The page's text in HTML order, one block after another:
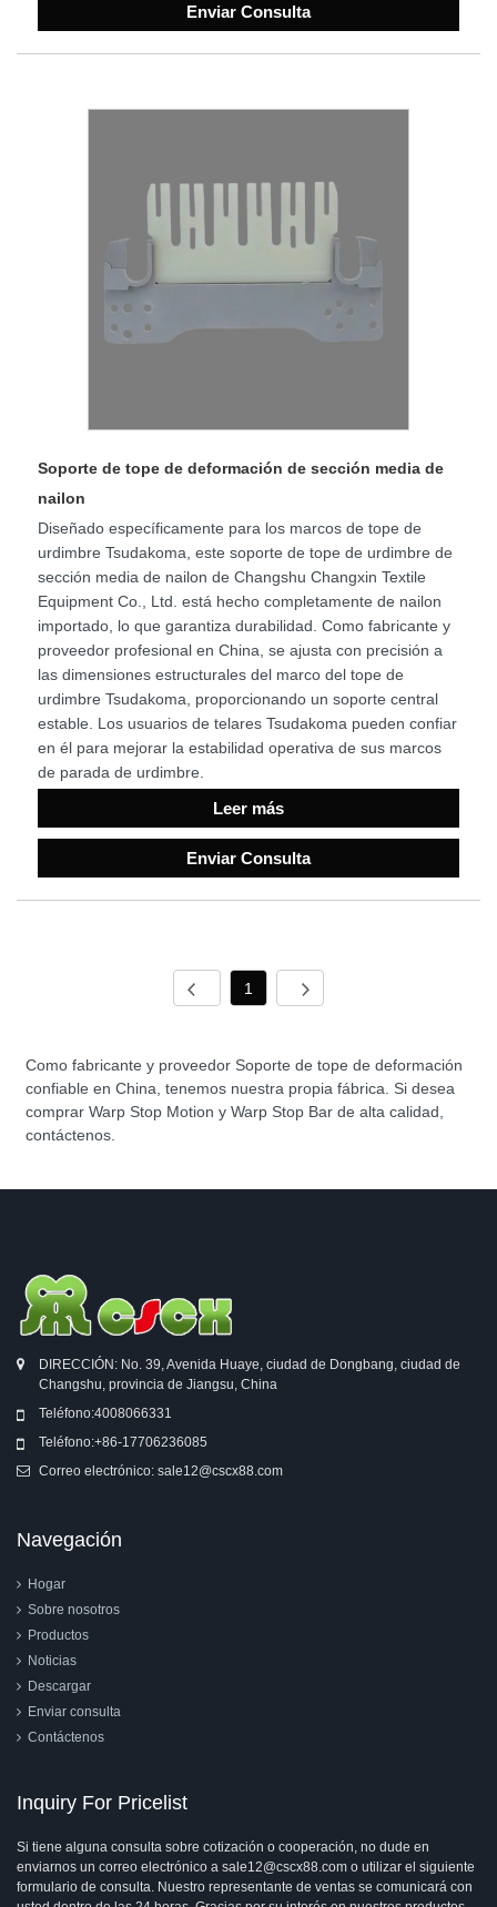
Enviar Consulta
Soporte de tope de deformación de sección media de
nailon
Diseñado específicamente para los marcos de tope de
urdimbre Tsudakoma, este soporte de tope de urdimbre de
sección media de nailon de Changshu Changxin Textile
Equipment Co., Ltd. está hecho completamente de nailon
importado, lo que garantiza durabilidad. Como fabricante y
proveedor profesional en China, se ajusta con precisión a
las dimensiones estructurales del marco del tope de
urdimbre Tsudakoma, proporcionando un soporte central
estable. Los usuarios de telares Tsudakoma pueden confiar
en él para mejorar la estabilidad operativa de sus marcos
de parada de urdimbre.
Leer más
Enviar Consulta
1
Como fabricante y proveedor Soporte de tope de deformación
confiable en China, tenemos nuestra propia fábrica. Si desea
comprar Warp Stop Motion y Warp Stop Bar de alta calidad,
contáctenos.
DIRECCIÓN: No. 39, Avenida Huaye, ciudad de Dongbang, ciudad de
Changshu, provincia de Jiangsu, China
Teléfono:4008066331
Teléfono:+86-17706236085
Correo electrónico: sale12@cscx88.com
Navegación
Hogar
Sobre nosotros
Productos
Noticias
Descargar
Enviar consulta
Contáctenos
Inquiry For Pricelist
Si tiene alguna consulta sobre cotización o cooperación, no dude en
enviarnos un correo electrónico a sale12@cscx88.com o utilizar el siguiente
formulario de consulta. Nuestro representante de ventas se comunicará con